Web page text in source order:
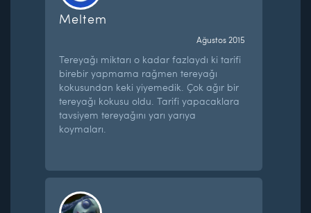
Meltem
Ağustos 2015
Tereyağı miktarı o kadar fazlaydı ki tarifi
birebir yapmama rağmen tereyağı
kokusundan keki yiyemedik. Çok ağır bir
tereyağı kokusu oldu. Tarifi yapacaklara
tavsiyem tereyağını yarı yarıya
koymaları.